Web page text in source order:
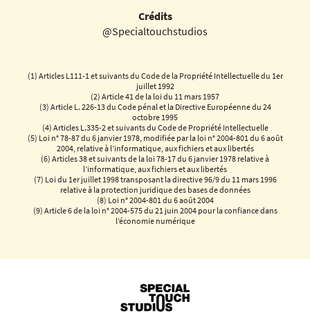
Crédits
@Specialtouchstudios
(1) Articles L111-1 et suivants du Code de la Propriété Intellectuelle du 1er
juillet 1992
(2) Article 41 de la loi du 11 mars 1957
(3) Article L. 226-13 du Code pénal et la Directive Européenne du 24
octobre 1995
(4) Articles L.335-2 et suivants du Code de Propriété Intellectuelle
(5) Loi n° 78-87 du 6 janvier 1978, modifiée par la loi n° 2004-801 du 6 août
2004, relative à l’informatique, aux fichiers et aux libertés
(6) Articles 38 et suivants de la loi 78-17 du 6 janvier 1978 relative à
l’informatique, aux fichiers et aux libertés
(7) Loi du 1er juillet 1998 transposant la directive 96/9 du 11 mars 1996
relative à la protection juridique des bases de données
(8) Loi n° 2004-801 du 6 août 2004
(9) Article 6 de la loi n° 2004-575 du 21 juin 2004 pour la confiance dans
l’économie numérique